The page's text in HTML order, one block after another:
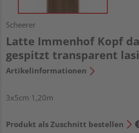
Scheerer
Latte Immenhof Kopf
gespitzt transparent
Artikelinformationen
3x5cm 1,20m
Produkt als Zuschnitt bestellen